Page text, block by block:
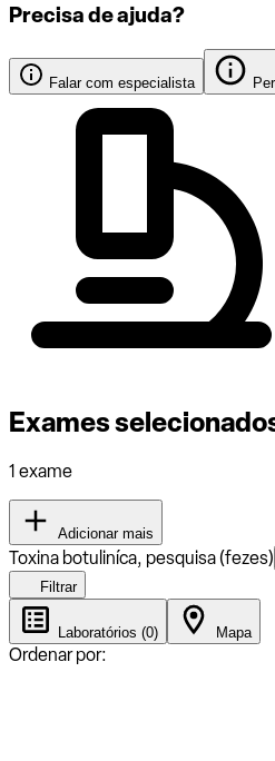
Precisa de ajuda?
Falar com especialista
Exames
1 exame
Adicionar mais
Toxina botuliníca, pesquisa (fezes)
Filtrar
Laboratórios (0) Mapa
Ordenar por: